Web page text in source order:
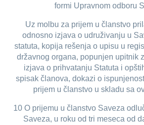
formi Upravnom odboru
Uz molbu za prijem u članstvo
odnosno izjava o udruživanju u
statuta, kopija rešenja o upisu u
državnog organa, popunjen upitnik
izjava o prihvatanju Statuta i
spisak članova, dokazi o
prijem u članstvo u skladu sa
10 O prijemu u članstvo Saveza
Saveza, u roku od tri meseca od